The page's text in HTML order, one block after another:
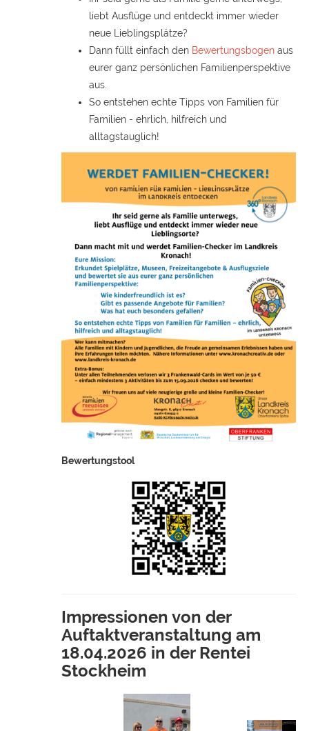
liebt Ausflüge und entdeckt immer wieder
neue Lieblingsplätze?
Dann füllt einfach den Bewertungsbogenaus
eurer ganz persönlichen Familienperspektive
aus.
So entstehen echte Tipps von Familien für
Familien - ehrlich, hilfreich und
alltagstauglich!
Bewertungstool
Impressionen von der
Auftaktveranstaltung am
18.04.2026 in der Rentei
Stockheim